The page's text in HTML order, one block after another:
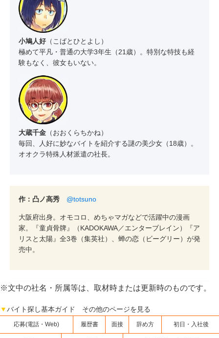
小鳩人好 （こばとひとよし）
極めて平凡・普通の大学3年生（21歳）。特別な特技も経
験もなく、彼女もいない。
大蔵千金 （おおくらちかね）
毎回、人好に妙なバイトを紹介する謎の美少女（18歳）。
オオクラ特殊人材派遣の社長。
作：凸ノ高秀 @totsuno
大阪府出身。オモコロ、めちゃマガなどで活躍中の漫画
家。『童貞骨牌』（KADOKAWA／エンターブレイン）『ア
リスと太陽』全3巻（集英社）、蝉の恋（ビーグリー）が発
売中。
※文中の社名・所属等は、取材時または更新時のものです。
▼バイト探し基本ガイド その他のページを見る
応募(電話・Web) 履歴書 面接 辞め方 初日・入社後